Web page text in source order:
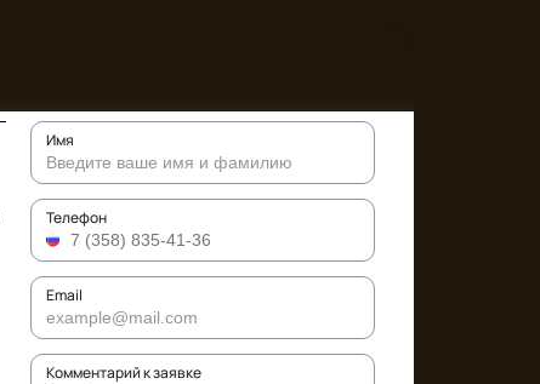
Имя
Телефон
Email
Комментарий к заявке